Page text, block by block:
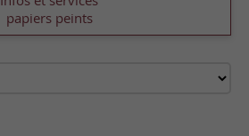
papiers peints